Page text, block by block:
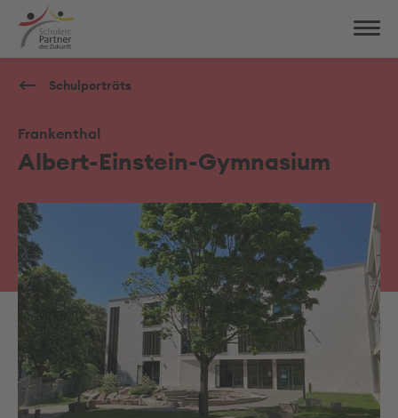
Schulporträts
Frankenthal
Albert-Einstein-Gymnasium